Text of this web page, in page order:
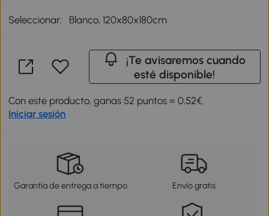
Seleccionar: Blanco, 120x80x180cm
¡Te avisaremos cuando
esté disponible!
Con este producto, ganas 52 puntos = 0,52€.
Iniciar sesión
Garantía de entrega a tiempo Envío gratis